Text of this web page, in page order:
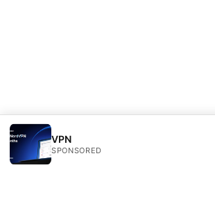
VPN
SPONSORED